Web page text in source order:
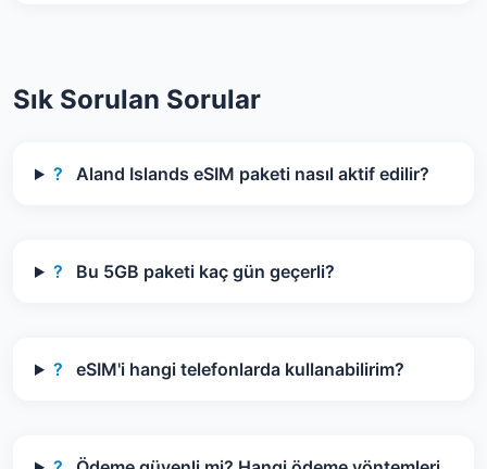
Sık Sorulan Sorular
? Aland Islands eSIM paketi nasıl aktif edilir?
? Bu 5GB paketi kaç gün geçerli?
? eSIM'i hangi telefonlarda kullanabilirim?